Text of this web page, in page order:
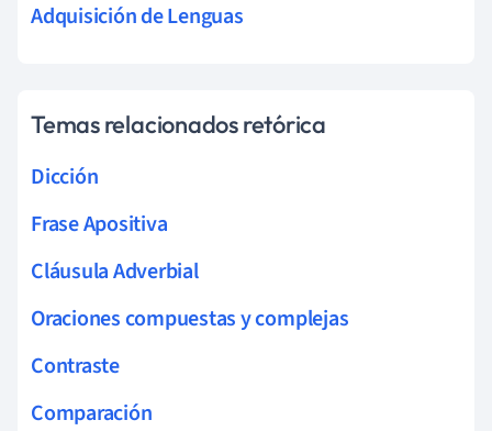
Adquisición de Lenguas
Temas relacionados retórica
Dicción
Frase Apositiva
Cláusula Adverbial
Oraciones compuestas y complejas
Contraste
Comparación